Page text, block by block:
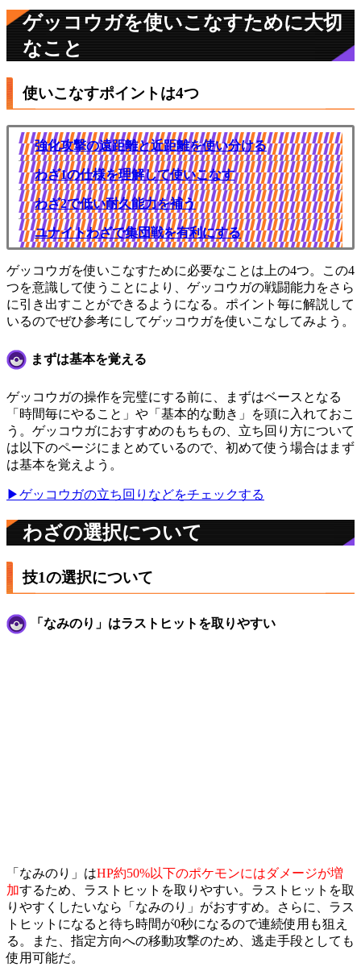
ゲッコウガを使いこなすために大切
なこと
使いこなすポイントは4つ
強化攻撃の遠距離と近距離を使い分ける
わざ1の仕様を理解して使いこなす
わざ2で低い耐久能力を補う
ユナイトわざで集団戦を有利にする
ゲッコウガを使いこなすために必要なことは上の4つ。この4
つを意識して使うことにより、ゲッコウガの戦闘能力をさら
に引き出すことができるようになる。ポイント毎に解説して
いるのでぜひ参考にしてゲッコウガを使いこなしてみよう。
まずは基本を覚える
ゲッコウガの操作を完璧にする前に、まずはベースとなる
「時間毎にやること」や「基本的な動き」を頭に入れておこ
う。ゲッコウガにおすすめのもちもの、立ち回り方について
は以下のページにまとめているので、初めて使う場合はまず
は基本を覚えよう。
▶ゲッコウガの立ち回りなどをチェックする
わざの選択について
技1の選択について
「なみのり」はラストヒットを取りやすい
「なみのり」はHP約50%以下のポケモンにはダメージが増
加するため、ラストヒットを取りやすい。ラストヒットを取
りやすくしたいなら「なみのり」がおすすめ。さらに、ラス
トヒットになると待ち時間が0秒になるので連続使用も狙え
る。また、指定方向への移動攻撃のため、逃走手段としても
使用可能だ。